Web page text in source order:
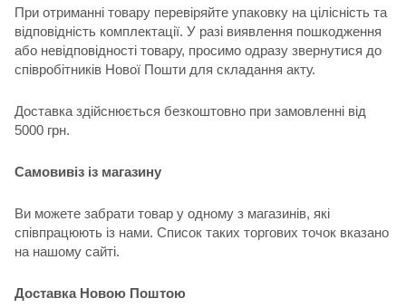
При отриманні товару перевіряйте упаковку на цілісність та
відповідність комплектації. У разі виявлення пошкодження
або невідповідності товару, просимо одразу звернутися до
співробітників Нової Пошти для складання акту.
Доставка здійснюється безкоштовно при замовленні від
5000 грн.
Самовивіз із магазину
Ви можете забрати товар у одному з магазинів, які
співпрацюють із нами. Список таких торгових точок вказано
на нашому сайті.
Доставка Новою Поштою